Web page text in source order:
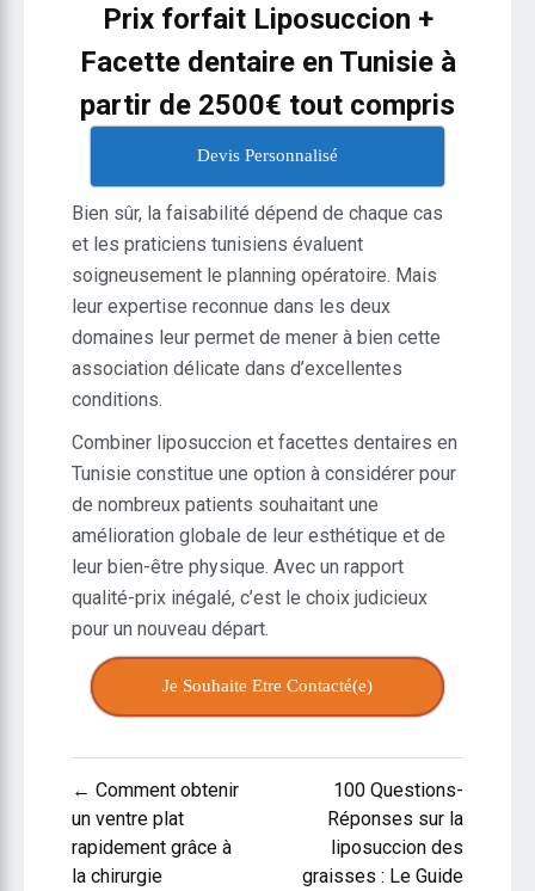
Prix forfait Liposuccion +
Facette dentaire en Tunisie à
partir de 2500€ tout compris
Devis Personnalisé
Bien sûr, la faisabilité dépend de chaque cas
et les praticiens tunisiens évaluent
soigneusement le planning opératoire. Mais
leur expertise reconnue dans les deux
domaines leur permet de mener à bien cette
association délicate dans d’excellentes
conditions.
Combiner liposuccion et facettes dentaires en
Tunisie constitue une option à considérer pour
de nombreux patients souhaitant une
amélioration globale de leur esthétique et de
leur bien-être physique. Avec un rapport
qualité-prix inégalé, c’est le choix judicieux
pour un nouveau départ.
Je Souhaite Etre Contacté(e)
Navigation
de
l’article
← Comment obtenir
un ventre plat
rapidement grâce à
la chirurgie
100 Questions-
Réponses sur la
liposuccion des
graisses : Le Guide